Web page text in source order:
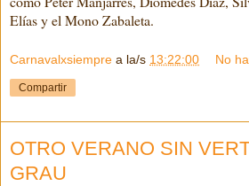
Elías y el Mono Zabaleta.
Carnavalxsiempre a la/s 13:22:00 No
Compartir
OTRO VERANO SIN
GRAU